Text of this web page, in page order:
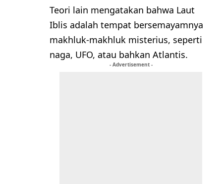
Teori lain mengatakan bahwa Laut
Iblis adalah tempat bersemayamnya
makhluk-makhluk misterius, seperti
naga, UFO, atau bahkan Atlantis.
- Advertisement -